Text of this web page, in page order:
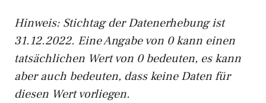
Hinweis: Stichtag der Datenerhebung ist
31.12.2022. Eine Angabe von 0 kann einen
tatsächlichen Wert von 0 bedeuten, es kann
aber auch bedeuten, dass keine Daten für
diesen Wert vorliegen.